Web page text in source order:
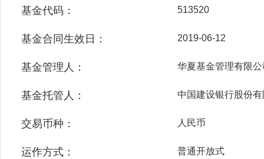
基金代码： 513520
基金合同生效日： 2019-06-12
基金管理人： 华夏基金管理有限公
基金托管人： 中国建设银行股份
交易币种： 人民币
运作方式： 普通开放式